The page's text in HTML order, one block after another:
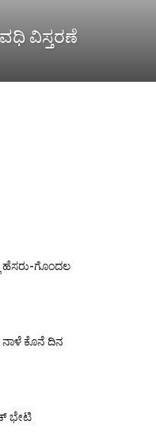
ವಿಸ್ತರಣೆ
ಹೆಸರು-ಗೊಂದಲ
ಕೊನೆ ದಿನ
ಭೇಟಿ